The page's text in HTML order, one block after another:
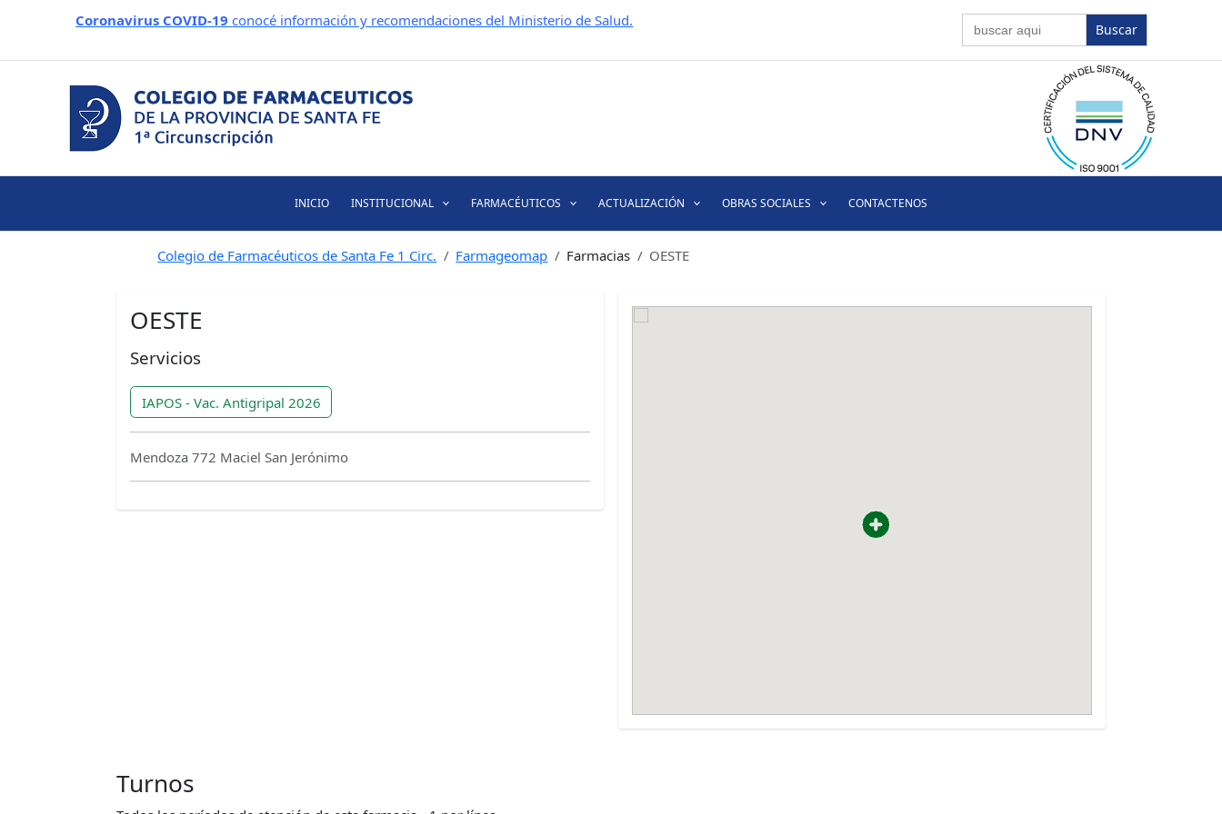
Coronavirus COVID-19 conocé información y recomendaciones del Ministerio de Salud. Buscar:
INICIO INSTITUCIONAL FARMACÉUTICOS ACTUALIZACIÓN OBRAS SOCIALES CONTACTENOS
Colegio de Farmacéuticos de Santa Fe 1 Circ. Farmageomap Farmacias OESTE
OESTE
Servicios
IAPOS - Vac. Antigripal 2026
Mendoza 772 Maciel San Jerónimo
Turnos